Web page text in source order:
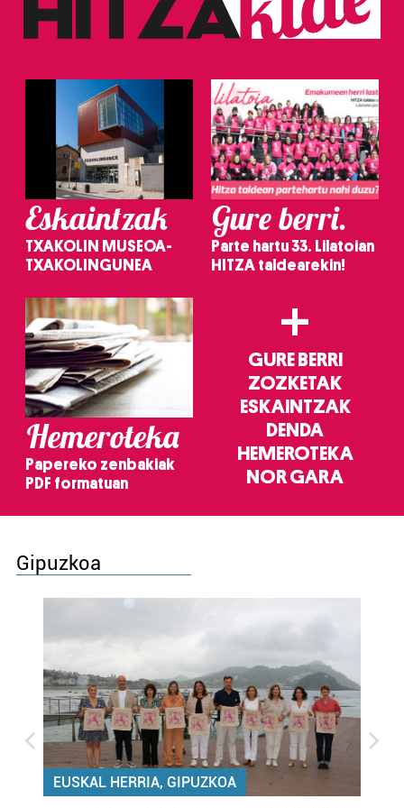
erabiltzeko baimen esplizitua ematen diguzu.
Gehiago
irakurri
Eskaintzak
TXAKOLIN MUSEOA-
TXAKOLINGUNEA
Gure berri.
Parte hartu 33. Lilatoian
HITZA taldearekin!
Hemeroteka
Papereko zenbakiak
PDF formatuan
+
GURE BERRI
ZOZKETAK
ESKAINTZAK
DENDA
HEMEROTEKA
NOR GARA
Gipuzkoa
EUSKAL HERRIA, GIPUZKOA